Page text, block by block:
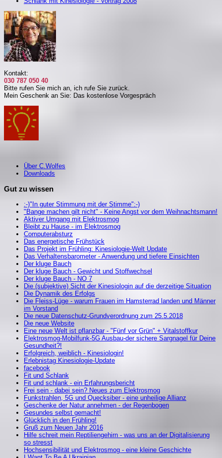
Kontakt:
030 787 050 40
Bitte rufen Sie mich an, ich rufe Sie zurück.
Mein Geschenk an Sie: Das kostenlose Vorgespräch
Über C.Wolfes
Downloads
Gut zu wissen
:-)"In guter Stimmung mit der Stimme":-)
"Bange machen gilt nicht" - Keine Angst vor dem Weihnachtsmann!
Aktiver Umgang mit Elektrosmog
Bleibt zu Hause - im Elektrosmog
Computerabsturz
Das energetische Frühstück
Das Projekt im Frühling: Kinesiologie-Welt Update
Das Verhaltensbarometer - Anwendung und tiefere Einsichten
Der kluge Bauch
Der kluge Bauch - Gewicht und Stoffwechsel
Der kluge Bauch - NO 7
Die (subjektive) Sicht der Kinesiologin auf die derzeitige Situation
Die Dynamik des Erfolgs
Die Fleiss-Lüge - warum Frauen im Hamsterrad landen und Männer
im Vorstand
Die neue Datenschutz-Grundverordnung zum 25.5.2018
Die neue Website
Eine neue Welt ist pflanzbar - "Fünf vor Grün" + Vitalstoffkur
Elektrosmog-Mobilfunk-5G Ausbau-der sichere Sargnagel für Deine
Gesundheit?!
Erfolgreich, weiblich - Kinesiologin!
Erlebnistag Kinesiologie-Update
facebook
Fit und Schlank
Fit und schlank - ein Erfahrungsbericht
Frei sein - dabei sein? Neues zum Elektrosmog
Funkstrahlen, 5G und Quecksiber - eine unheilige Allianz
Geschenke der Natur annehmen - der Regenbogen
Gesundes selbst gemacht!
Glücklich in den Frühling!
Gruß zum Neuen Jahr 2016
Hilfe schreit mein Reptiliengehirn - was uns an der Digitalisierung
so stresst
Hochsensibilität und Elektrosmog - eine kleine Geschichte